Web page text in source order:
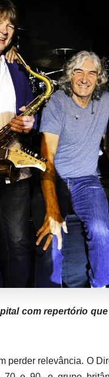
com repertório
perder relevância. O